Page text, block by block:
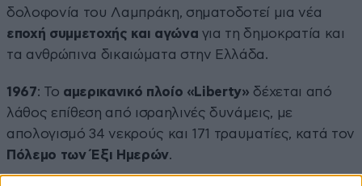
δολοφονία του Λαμπράκη, σηματοδοτεί μια νέα
εποχή συμμετοχής και αγώνα για τη δημοκρατία και
τα ανθρώπινα δικαιώματα στην Ελλάδα.
1967: Το αμερικανικό πλοίο «Liberty» δέχεται από
λάθος επίθεση από ισραηλινές δυνάμεις, με
απολογισμό 34 νεκρούς και 171 τραυματίες, κατά τον
Πόλεμο των Έξι Ημερών.